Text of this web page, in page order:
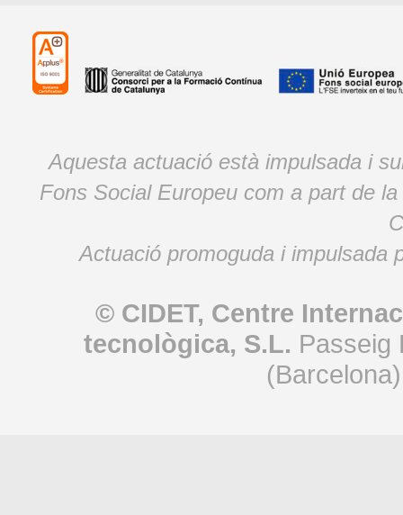
Aquesta actuació està impulsada i
Fons Social Europeu com a part de
Actuació promoguda i impulsada
© CIDET, Centre
tecnològica, S.L. Passeig